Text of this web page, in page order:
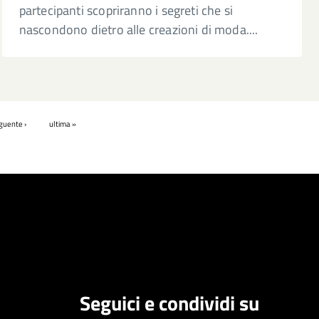
partecipanti scopriranno i segreti che si
nascondono dietro alle creazioni di moda....
› ultima »
Seguici e condividi su